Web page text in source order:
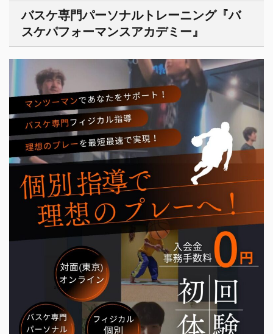
バスケ専門パーソナルトレーニング『バ
スケパフォーマンスアカデミー』